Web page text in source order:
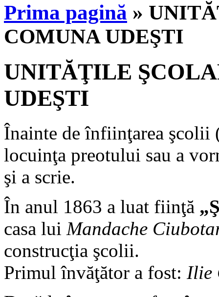
Prima pagină »
COMUNA UDEŞTI
UNITĂŢILE
UDEŞTI
Înainte de înfiinţarea şcolii
locuinţa preotului sau a
şi a scrie.
În anul 1863 a luat fiinţă
casa lui Mandache
construcţia şcolii.
Primul învăţător a fost: Ilie